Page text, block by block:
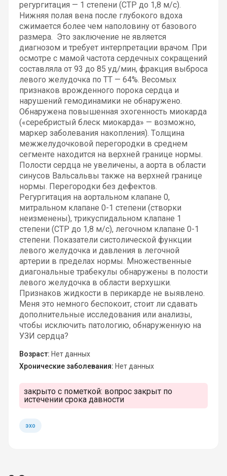
регургитация — 1 степени (СТР до 1,8 м/с).
Нижняя полая вена после глубокого вдоха
сжимается более чем наполовину от базового
размера. Это заключение не является
диагнозом и требует интерпретации врачом. При
осмотре с мамой частота сердечных сокращений
составляла от 93 до 85 уд/мин, фракция выброса
левого желудочка по ТТ — 64%. Весомых
признаков врожденного порока сердца и
нарушений гемодинамики не обнаружено.
Обнаружена повышенная эхогенность миокарда
(«серебристый блеск миокарда» — возможно,
маркер заболевания накопления). Толщина
межжелудочковой перегородки в среднем
сегменте находится на верхней границе нормы.
Полости сердца не увеличены, а аорта в области
синусов Вальсальвы также на верхней границе
нормы. Перегородки без дефектов.
Регургитация на аортальном клапане 0,
митральном клапане 0-1 степени (створки
неизменены), трикуспидальном клапане 1
степени (СТР до 1,8 м/с), легочном клапане 0-1
степени. Показатели систолической функции
левого желудочка и давления в легочной
артерии в пределах нормы. Множественные
диагональные трабекулы обнаружены в полости
левого желудочка в области верхушки.
Признаков жидкости в перикарде не выявлено.
Меня это немного беспокоит, стоит ли сдавать
дополнительные исследования или анализы,
чтобы исключить патологию, обнаруженную на
УЗИ сердца?
Возраст: Нет данных
Хронические заболевания: Нет данных
закрыто с пометкой: вопрос закрыт по
истечении срока давности
эхо